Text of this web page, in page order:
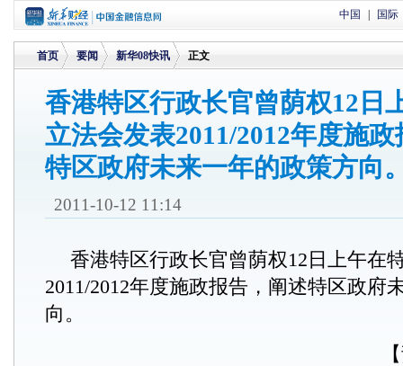
中国 国际
首页
>
要闻
>
新华08快讯
>
正文
香港特区行政长官曾荫权12日
立法会发表2011/2012年度施
特区政府未来一年的政策方向
2011-10-12 11:14
香港特区行政长官曾荫权12日上午在
2011/2012年度施政报告，阐述特区政府
向。